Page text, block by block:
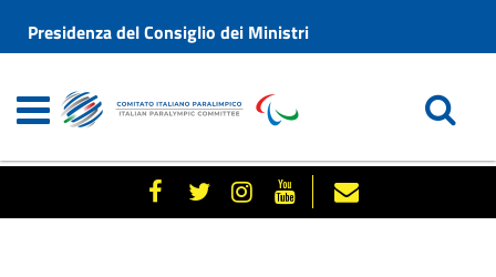
Presidenza del Consiglio dei Ministri